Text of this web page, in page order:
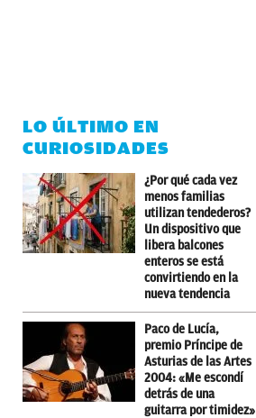
LO ÚLTIMO EN
CURIOSIDADES
¿Por qué cada vez
menos familias
utilizan tendederos?
Un dispositivo que
libera balcones
enteros se está
convirtiendo en la
nueva tendencia
Paco de Lucía,
premio Príncipe de
Asturias de las Artes
2004: «Me escondí
detrás de una
guitarra por timidez»